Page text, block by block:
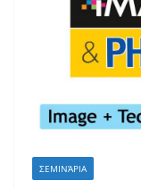
ΣΕΜΙΝΆΡΙΑ